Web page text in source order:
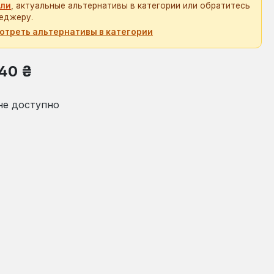
, актуальные альтернативы в категории или обратитесь
альтернативы в категории
₴
доступно